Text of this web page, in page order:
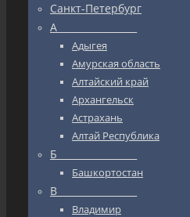
Санкт-Петербург
А_________________
Адыгея
Амурская область
Алтайский край
Архангельск
Астрахань
Алтай Республика
Б_________________
Башкортостан
В_________________
Владимир